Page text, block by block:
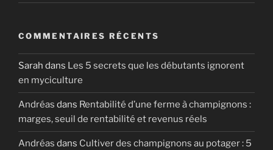
COMMENTAIRES RÉCENTS
Sarah dans Les 5 secrets que les débutants ignorent
en myciculture
Andréas dans Rentabilité d’une ferme à champignons :
marges, seuil de rentabilité et revenus réels
Andréas dans Cultiver des champignons au potager : 5